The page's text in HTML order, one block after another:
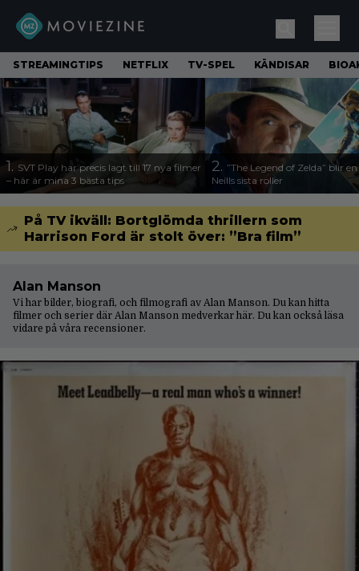
STREAMINGTIPS NETFLIX TV-SPEL KÄNDISAR
1. SVT Play har precis lagt till 17 nya filmer
– här är mina 3 bästa tips
2. ”The Legend of Zelda” blir
Neills sista roller
På TV ikväll: Bortglömda thrillern som
Harrison Ford är stolt över: ”Bra film”
Alan Manson
Vi har bilder, biografi, och filmografi av Alan Manson. Du kan hitta
filmer och serier där Alan Manson medverkar här. Du kan också läsa
vidare på våra recensioner.